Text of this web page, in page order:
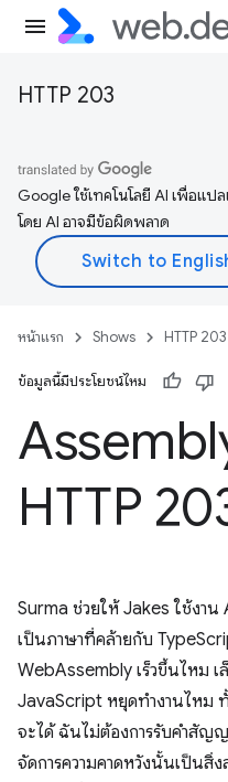
HTTP 203
Google ใช้เทคโนโลยี AI เพื่อแป
โดย AI อาจมีข้อผิดพลาด
หน้าแรก Shows HTTP 203
ข้อมูลนี้มีประโยชน์ไหม
HTTP
Surma ช่วยให้ Jakes ใช้งาน
เป็นภาษาที่คล้ายกับ
WebAssembly เร็วขึ้นไหม เ
JavaScript หยุดทำงานไหม
จะได้ ฉันไม่ต้องการรับคำสัญ
จัดการความคาดหวังนั้นเป็น